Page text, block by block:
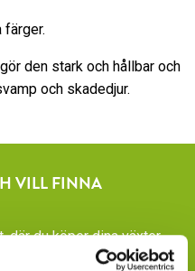
den stark och hållbar och
och skadedjur.
VILL FINNA
där du köper dina växter.
tillgängliga att